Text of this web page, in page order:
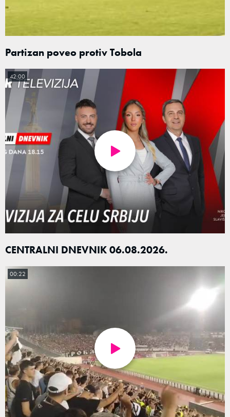
Partizan poveo protiv Tobola
CENTRALNI DNEVNIK 06.08.2026.
42:00
00:22